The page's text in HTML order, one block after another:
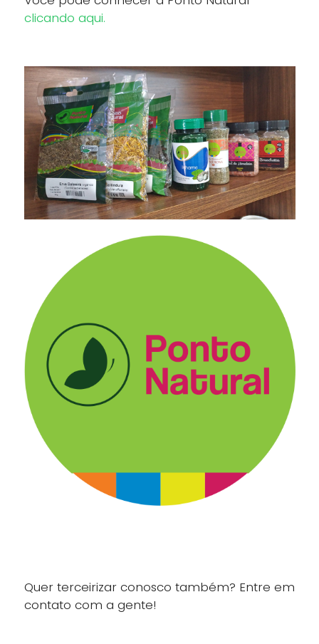
clicando aqui.
Quer terceirizar conosco também? Entre em
contato com a gente!